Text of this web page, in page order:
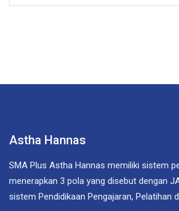
Astha Hannas
SMA Plus Astha Hannas memiliki sistem
menerapkan 3 pola yang disebut dengan
sistem Pendidikaan Pengajaran, Pelatihan